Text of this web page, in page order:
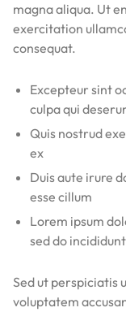
magna aliqua. Ut
exercitation
consequat.
Excepteur sint
culpa qui
Quis nostrud
ex
Duis aute irure
esse cillum
Lorem ipsum
sed do
Sed ut perspiciatis
voluptatem